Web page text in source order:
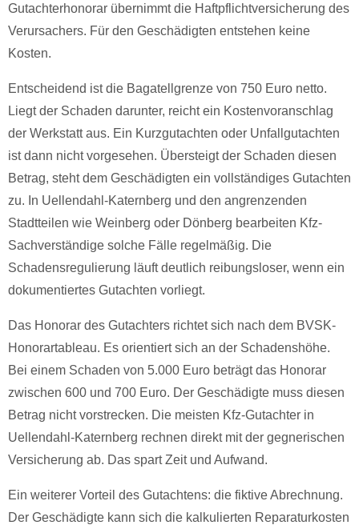
Gutachterhonorar übernimmt die Haftpflichtversicherung des
Verursachers. Für den Geschädigten entstehen keine
Kosten.
Entscheidend ist die Bagatellgrenze von 750 Euro netto.
Liegt der Schaden darunter, reicht ein Kostenvoranschlag
der Werkstatt aus. Ein Kurzgutachten oder Unfallgutachten
ist dann nicht vorgesehen. Übersteigt der Schaden diesen
Betrag, steht dem Geschädigten ein vollständiges Gutachten
zu. In Uellendahl-Katernberg und den angrenzenden
Stadtteilen wie Weinberg oder Dönberg bearbeiten Kfz-
Sachverständige solche Fälle regelmäßig. Die
Schadensregulierung läuft deutlich reibungsloser, wenn ein
dokumentiertes Gutachten vorliegt.
Das Honorar des Gutachters richtet sich nach dem BVSK-
Honorartableau. Es orientiert sich an der Schadenshöhe.
Bei einem Schaden von 5.000 Euro beträgt das Honorar
zwischen 600 und 700 Euro. Der Geschädigte muss diesen
Betrag nicht vorstrecken. Die meisten Kfz-Gutachter in
Uellendahl-Katernberg rechnen direkt mit der gegnerischen
Versicherung ab. Das spart Zeit und Aufwand.
Ein weiterer Vorteil des Gutachtens: die fiktive Abrechnung.
Der Geschädigte kann sich die kalkulierten Reparaturkosten